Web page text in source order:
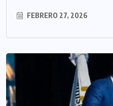
FEBRERO 27, 2026